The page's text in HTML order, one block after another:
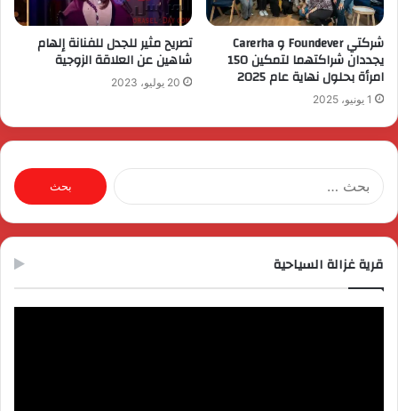
شركتي Foundever و Carerha
يجددان شراكتهما لتمكين 150
امرأة بحلول نهاية عام 2025
1 يونيو، 2025
تصريح مثير للجدل للفنانة إلهام
شاهين عن العلاقة الزوجية
20 يوليو، 2023
البحث
عن:
قرية غزالة السياحية